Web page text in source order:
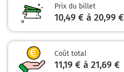
Prix du billet
10,49 € à 20,99 €
Coût total
11,19 € à 21,69 €